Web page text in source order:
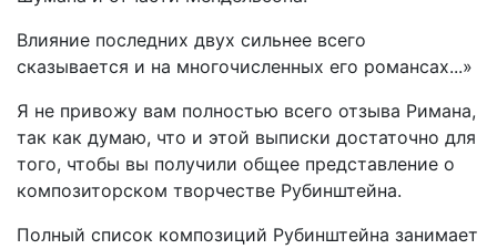
Влияние последних двух сильнее всего
сказывается и на многочисленных его романсах...»
Я не привожу вам полностью всего отзыва Римана,
так как думаю, что и этой выписки достаточно для
того, чтобы вы получили общее представление о
композиторском творчестве Рубинштейна.
Полный список композиций Рубинштейна занимает